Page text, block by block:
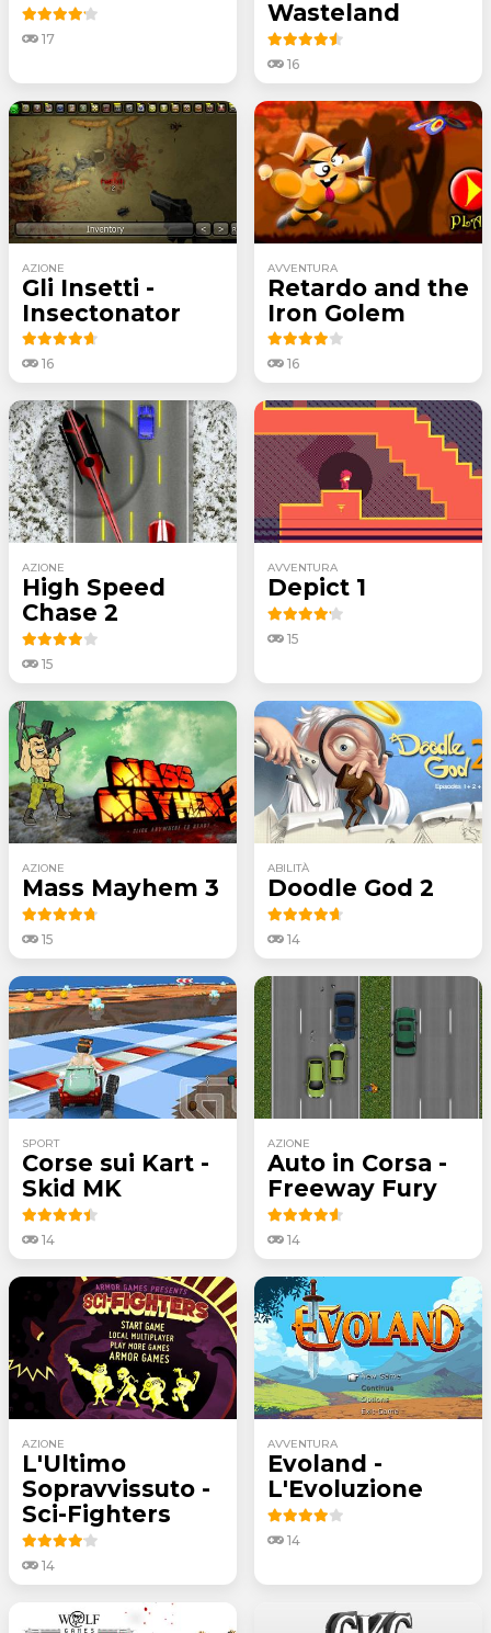
17
Wasteland
16
AZIONE
Gli Insetti -
Insectonator
16
AVVENTURA
Retardo and the
Iron Golem
16
AZIONE
High Speed
Chase 2
15
AVVENTURA
Depict 1
15
AZIONE
Mass Mayhem 3
15
ABILITÀ
Doodle God 2
14
SPORT
Corse sui Kart -
Skid MK
14
AZIONE
Auto in Corsa -
Freeway Fury
14
AZIONE
L'Ultimo
Sopravvissuto -
Sci-Fighters
14
AVVENTURA
Evoland -
L'Evoluzione
14